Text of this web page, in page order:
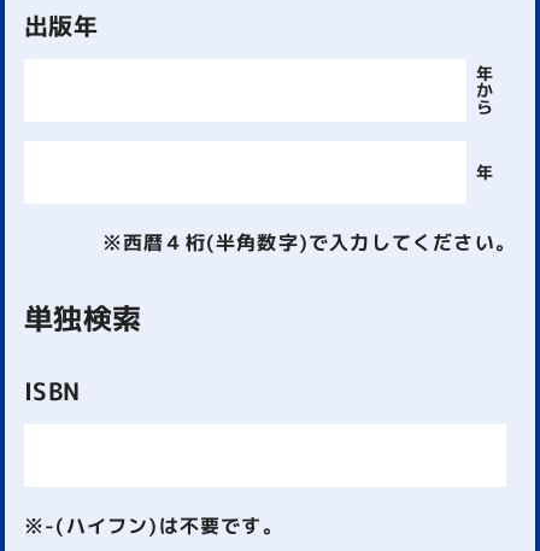
出版年
年
か
ら
年
※西暦４桁(半角数字)で入力してください。
単独検索
ISBN
※-(ハイフン)は不要です。